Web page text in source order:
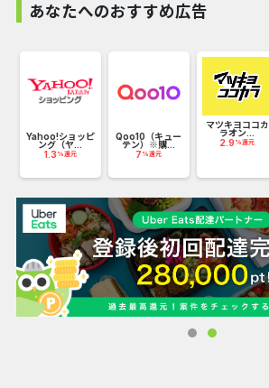
ぜひ一度ご覧下さい。
あなたへのおすすめ広告
Yahoo!ショッピ
ング（ヤ...
1.3 %還元
Qoo10（キュー
テン）※購...
7 %還元
マツキヨココカ
ラオン...
2.9 %還元